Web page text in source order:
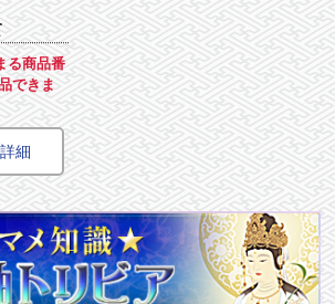
商品番
できま
細